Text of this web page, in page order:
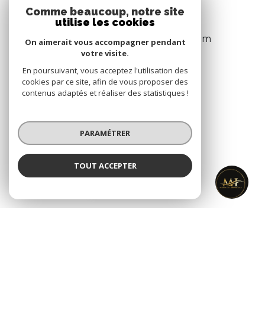
MARTIGUES IMMOBILIER
04 42 06 12 92
martiguesimmobilier@gmail.com
NOS RÉSEAUX
Comme beaucoup, notre site
utilise les cookies
On aimerait vous accompagner pendant
votre visite.
En poursuivant, vous acceptez l'utilisation des
cookies par ce site, afin de vous proposer des
contenus adaptés et réaliser des statistiques !
PARAMÉTRER
TOUT ACCEPTER